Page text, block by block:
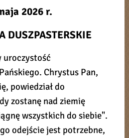
2026 r.
DUSZPASTERSKIE
uroczystość
Chrystus Pan,
powiedział do
zostanę nad ziemię
wszystkich do siebie".
odejście jest potrzebne,